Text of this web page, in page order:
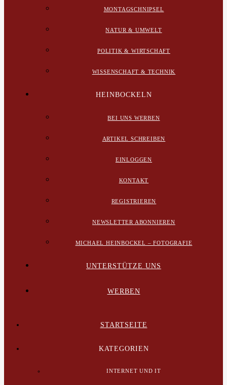
MONTAGSCHNIPSEL
NATUR & UMWELT
POLITIK & WIRTSCHAFT
WISSENSCHAFT & TECHNIK
HEINBOCKELN
BEI UNS WERBEN
ARTIKEL SCHREIBEN
EINLOGGEN
KONTAKT
REGISTRIEREN
NEWSLETTER ABONNIEREN
MICHAEL HEINBOCKEL – FOTOGRAFIE
UNTERSTÜTZE UNS
WERBEN
STARTSEITE
KATEGORIEN
INTERNET UND IT